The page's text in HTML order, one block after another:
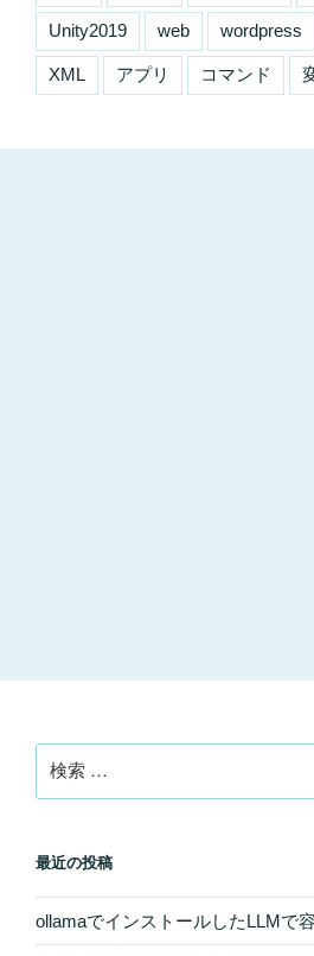
Unity2019 web wordpress
XML アプリ コマンド
索:
最近の投稿
ollamaでインストールしたLLMで